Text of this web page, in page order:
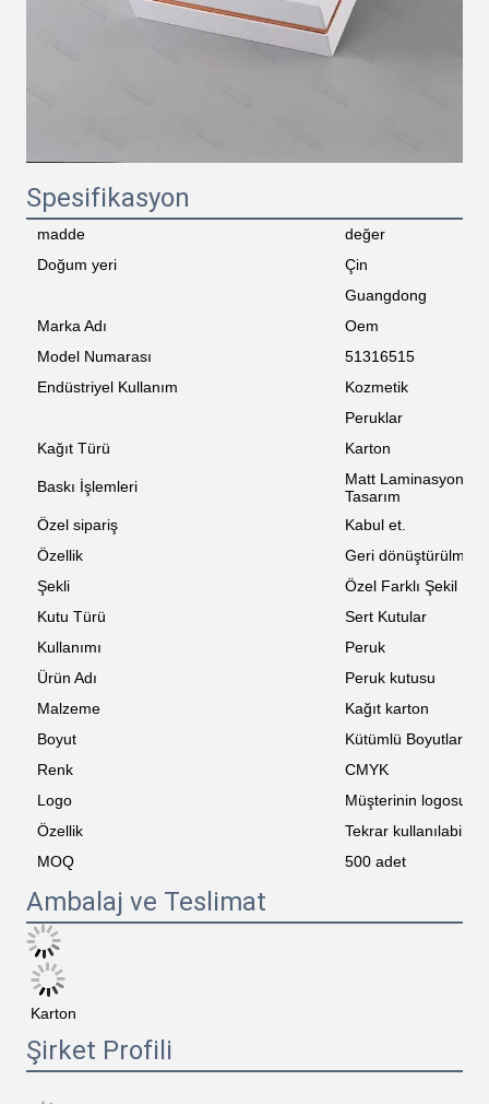
Spesifikasyon
madde
değer
Doğum yeri
Çin
Guangdong
Marka Adı
Oem
Model Numarası
51316515
Endüstriyel Kullanım
Kozmetik
Peruklar
Kağıt Türü
Karton
Baskı İşlemleri
Matt Laminasyon,
Tasarım
Özel sipariş
Kabul et.
Özellik
Geri dönüştürülmüş
Şekli
Özel Farklı Şekil
Kutu Türü
Sert Kutular
Kullanımı
Peruk
Ürün Adı
Peruk kutusu
Malzeme
Kağıt karton
Boyut
Kütümlü Boyutlar
Renk
CMYK
Logo
Müşterinin logosu
Özellik
Tekrar kullanılabilir
MOQ
500 adet
Ambalaj ve Teslimat
Karton
Şirket Profili